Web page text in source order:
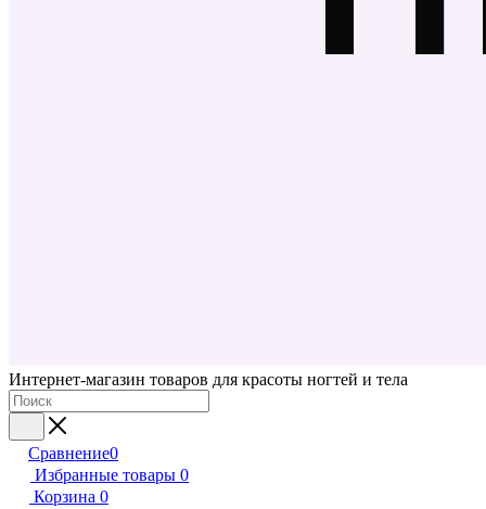
Интернет-магазин товаров для красоты ногтей и тела
Сравнение0
Избранные товары 0
Корзина 0